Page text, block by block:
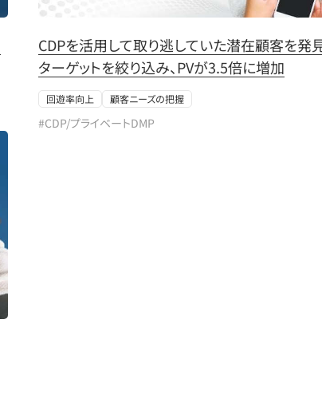
CDPを活用して取り逃していた潜在顧客を発
ターゲットを絞り込み、PVが3.5倍に増加
回遊率向上 顧客ニーズの把握
#CDP/プライベートDMP